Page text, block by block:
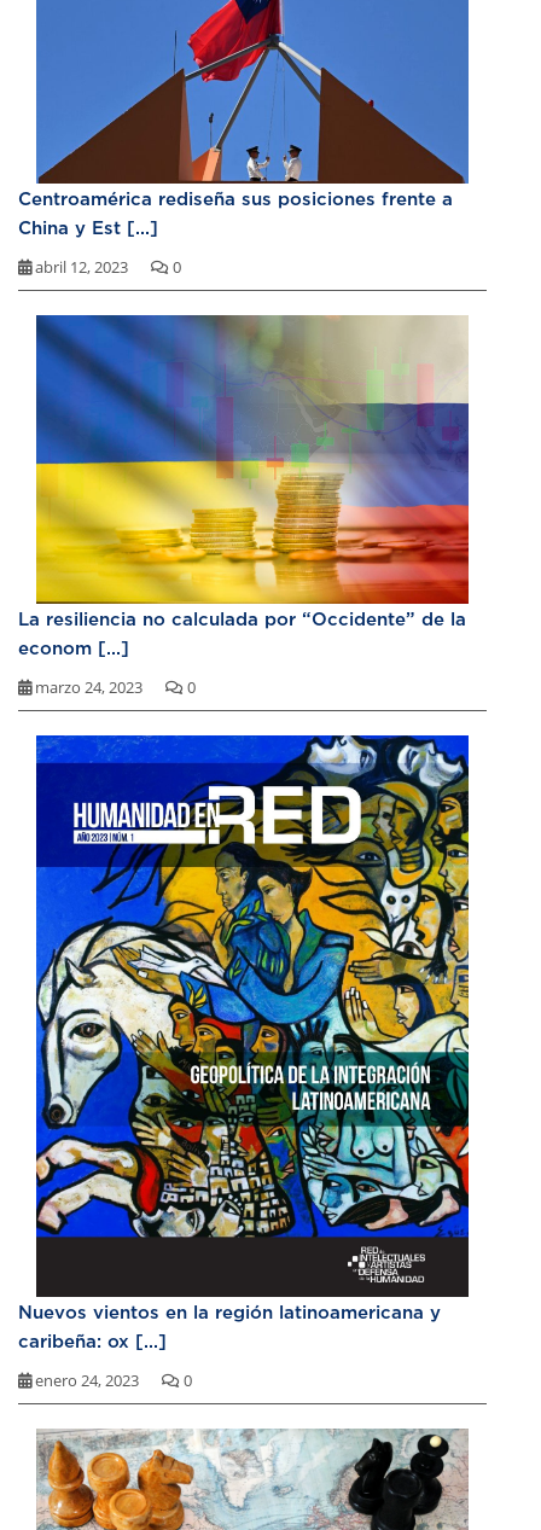
Centroamérica rediseña sus posiciones frente a
China y Est [...]
abril 12, 2023 0
La resiliencia no calculada por “Occidente” de la
econom [...]
marzo 24, 2023 0
Nuevos vientos en la región latinoamericana y
caribeña: ox [...]
enero 24, 2023 0